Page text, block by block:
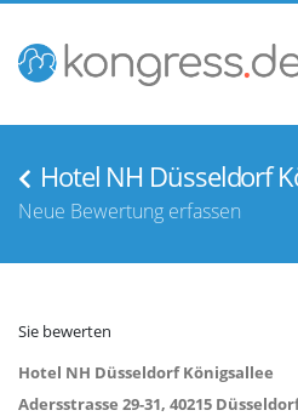
Hotel NH Düsseldorf
Neue Bewertung erfassen
Sie bewerten
Hotel NH Düsseldorf Königsallee
Adersstrasse 29-31, 40215